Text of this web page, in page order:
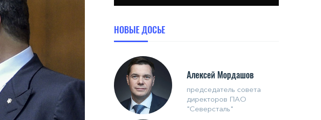
НОВЫЕ ДОСЬЕ
Алексей Мордашов
председатель совета
директоров ПАО
"Северсталь"